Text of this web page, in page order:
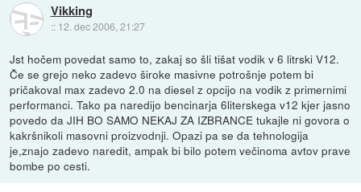
Vikking
:: 12. dec 2006, 21:27
Jst hočem povedat samo to, zakaj so šli tišat vodik v 6 litrski V12.
Če se grejo neko zadevo široke masivne potrošnje potem bi
pričakoval max zadevo 2.0 na diesel z opcijo na vodik z primernimi
performanci. Tako pa naredijo bencinarja 6literskega v12 kjer jasno
povedo da JIH BO SAMO NEKAJ ZA IZBRANCE tukajle ni govora o
kakršnikoli masovni proizvodnji. Opazi pa se da tehnologija
je,znajo zadevo naredit, ampak bi bilo potem večinoma avtov prave
bombe po cesti.